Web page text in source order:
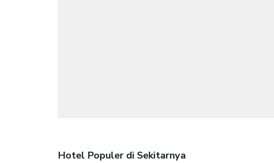
Hotel Populer di Sekitarnya